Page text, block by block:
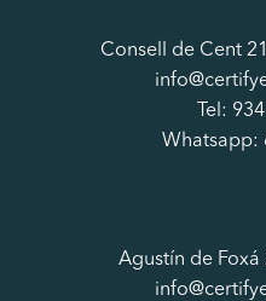
Consell de Cent
Tel:
Whatsapp:
Agustín de Foxá